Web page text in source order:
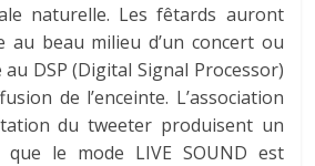
naturelle. Les fêtards auront
au beau milieu d’un concert ou
au DSP (Digital Signal Processor)
de l’enceinte. L’association
du tweeter produisent un
le mode LIVE SOUND est